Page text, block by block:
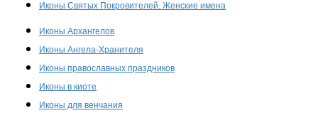
Иконы Святых Покровителей. Женские имена
Иконы Архангелов
Иконы Ангела-Хранителя
Иконы православных праздников
Иконы в киоте
Иконы для венчания